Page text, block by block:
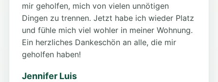
mir geholfen, mich von vielen unnötigen
Dingen zu trennen. Jetzt habe ich wieder Platz
und fühle mich viel wohler in meiner Wohnung.
Ein herzliches Dankeschön an alle, die mir
geholfen haben!
Jennifer Luis